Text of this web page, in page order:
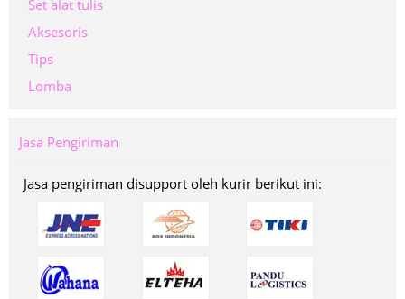
Set alat tulis
Aksesoris
Tips
Lomba
Jasa Pengiriman
Jasa pengiriman disupport oleh kurir berikut ini: